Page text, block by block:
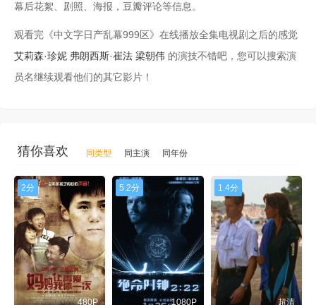
幕后花絮、剧照、海报，豆瓣评论等信息。
观看完《中文字日产乱幕999区》在线播放全集电视剧之后的感觉
艾莉森·珍妮 弗朗西斯·崔法 梁朝伟 的演技不错吧，您可以搜索演
员名继续观看他们的其它影片！
猜你喜欢 同类型 同主演 同年份
2分
480P
5.2分
1080P
1.4分
超清